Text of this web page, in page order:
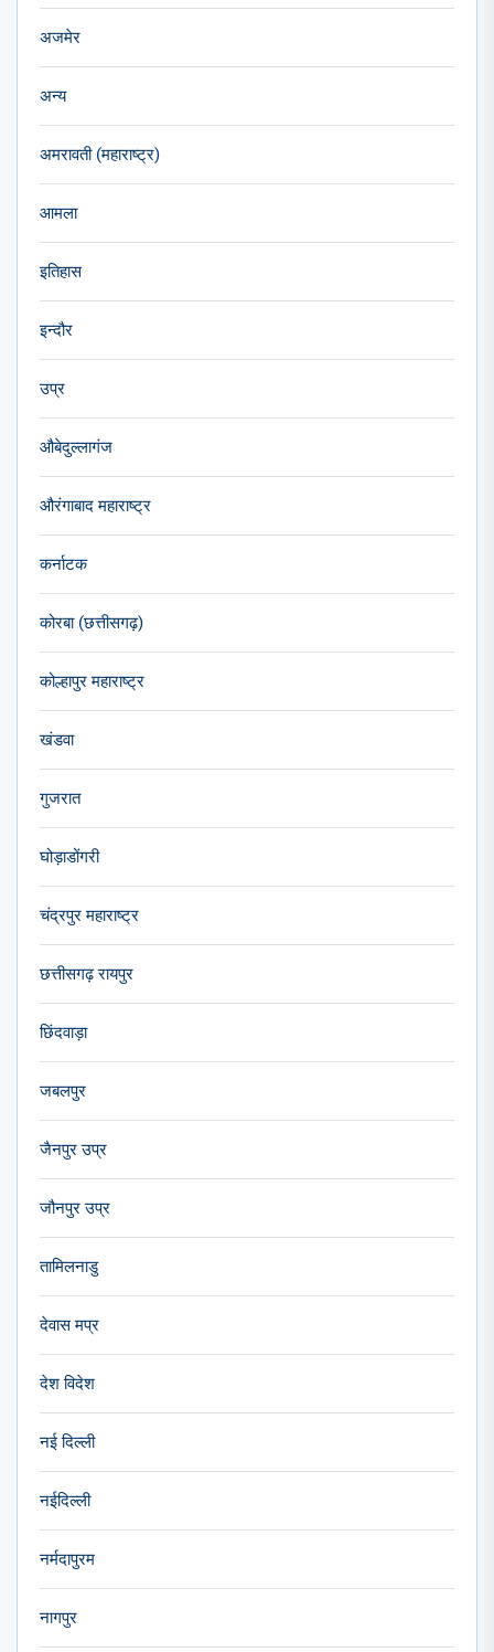
अजमेर
अन्य
अमरावती (महाराष्ट्र)
आमला
इतिहास
इन्दौर
उप्र
औबेदुल्लागंज
औरंगाबाद महाराष्ट्र
कर्नाटक
कोरबा (छत्तीसगढ़)
कोल्हापुर महाराष्ट्र
खंडवा
गुजरात
घोड़ाडोंगरी
चंद्रपुर महाराष्ट्र
छत्तीसगढ़ रायपुर
छिंदवाड़ा
जबलपुर
जैनपुर उप्र
जौनपुर उप्र
तामिलनाडु
देवास मप्र
देश विदेश
नई दिल्ली
नईदिल्ली
नर्मदापुरम
नागपुर